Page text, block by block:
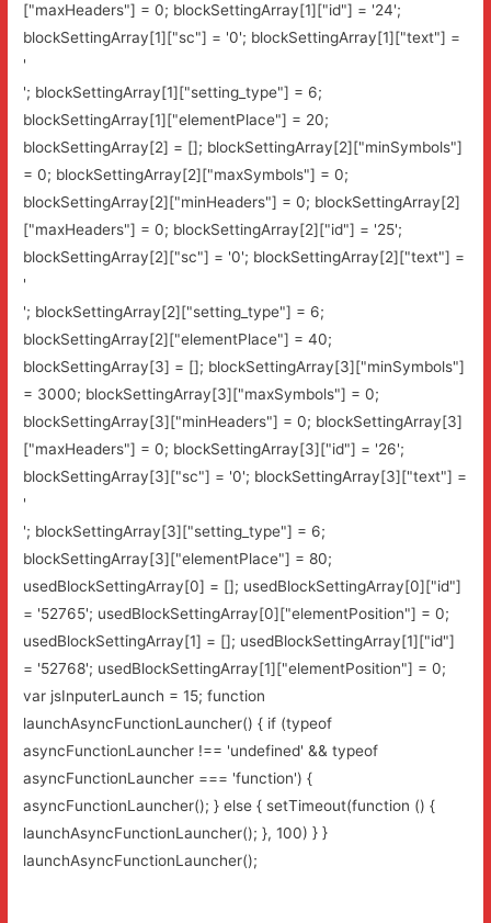
["maxHeaders"] = 0; blockSettingArray[1]["id"] = '24';
blockSettingArray[1]["sc"] = '0'; blockSettingArray[1]["text"] =
'
'; blockSettingArray[1]["setting_type"] = 6;
blockSettingArray[1]["elementPlace"] = 20;
blockSettingArray[2] = []; blockSettingArray[2]["minSymbols"]
= 0; blockSettingArray[2]["maxSymbols"] = 0;
blockSettingArray[2]["minHeaders"] = 0; blockSettingArray[2]
["maxHeaders"] = 0; blockSettingArray[2]["id"] = '25';
blockSettingArray[2]["sc"] = '0'; blockSettingArray[2]["text"] =
'
'; blockSettingArray[2]["setting_type"] = 6;
blockSettingArray[2]["elementPlace"] = 40;
blockSettingArray[3] = []; blockSettingArray[3]["minSymbols"]
= 3000; blockSettingArray[3]["maxSymbols"] = 0;
blockSettingArray[3]["minHeaders"] = 0; blockSettingArray[3]
["maxHeaders"] = 0; blockSettingArray[3]["id"] = '26';
blockSettingArray[3]["sc"] = '0'; blockSettingArray[3]["text"] =
'
'; blockSettingArray[3]["setting_type"] = 6;
blockSettingArray[3]["elementPlace"] = 80;
usedBlockSettingArray[0] = []; usedBlockSettingArray[0]["id"]
= '52765'; usedBlockSettingArray[0]["elementPosition"] = 0;
usedBlockSettingArray[1] = []; usedBlockSettingArray[1]["id"]
= '52768'; usedBlockSettingArray[1]["elementPosition"] = 0;
var jsInputerLaunch = 15; function
launchAsyncFunctionLauncher() { if (typeof
asyncFunctionLauncher !== 'undefined' && typeof
asyncFunctionLauncher === 'function') {
asyncFunctionLauncher(); } else { setTimeout(function () {
launchAsyncFunctionLauncher(); }, 100) } }
launchAsyncFunctionLauncher();